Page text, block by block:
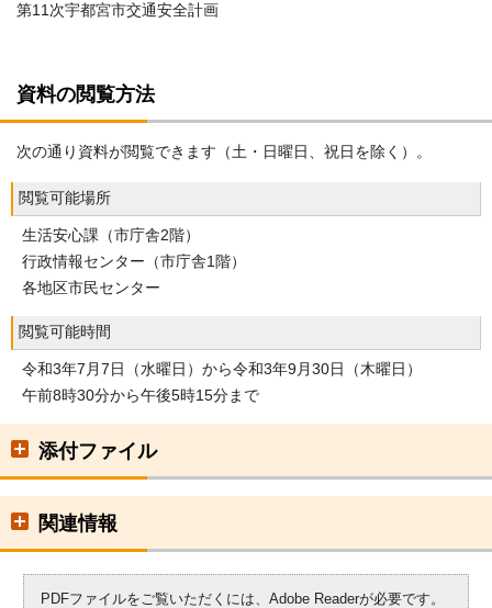
第11次宇都宮市交通安全計画
資料の閲覧方法
次の通り資料が閲覧できます（土・日曜日、祝日を除く）。
閲覧可能場所
生活安心課（市庁舎2階）
行政情報センター（市庁舎1階）
各地区市民センター
閲覧可能時間
令和3年7月7日（水曜日）から令和3年9月30日（木曜日）
午前8時30分から午後5時15分まで
添付ファイル
関連情報
PDFファイルをご覧いただくには、Adobe Readerが必要です。